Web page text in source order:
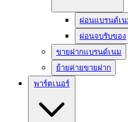
ผ่อนแบรนด์เ
ผ่อนจบรับของ
ขายฝากแบรนด์เนม
ย้ายค่ายขายฝาก
พาร์ตเนอร์